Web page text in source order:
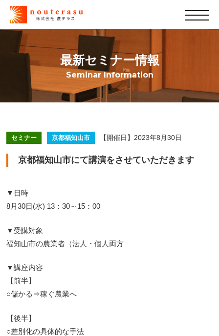
最新セミナー情報
Seminar Information
セミナー 京都福知山市 【開催日】2023年8月30日
京都福知山市にて講演をさせていただきます
▼日時
8月30日(水) 13：30～15：00
▼受講対象
福知山市の農業者（法人・個人両方
▼講座内容
【前半】
○儲かる⇒稼ぐ農業へ
【後半】
○差別化の具体的な手法